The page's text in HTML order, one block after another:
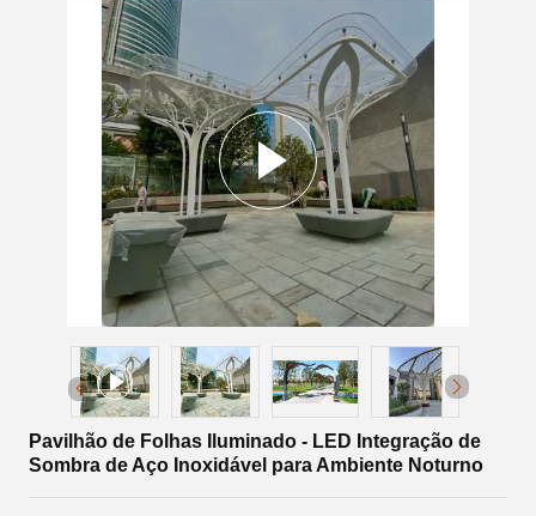
Pavilhão de Folhas Iluminado - LED Integração de
Sombra de Aço Inoxidável para Ambiente Noturno